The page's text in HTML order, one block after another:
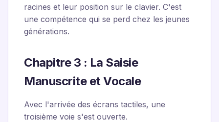
racines et leur position sur le clavier. C'est
une compétence qui se perd chez les jeunes
générations.
Chapitre 3 : La Saisie
Manuscrite et Vocale
Avec l'arrivée des écrans tactiles, une
troisième voie s'est ouverte.